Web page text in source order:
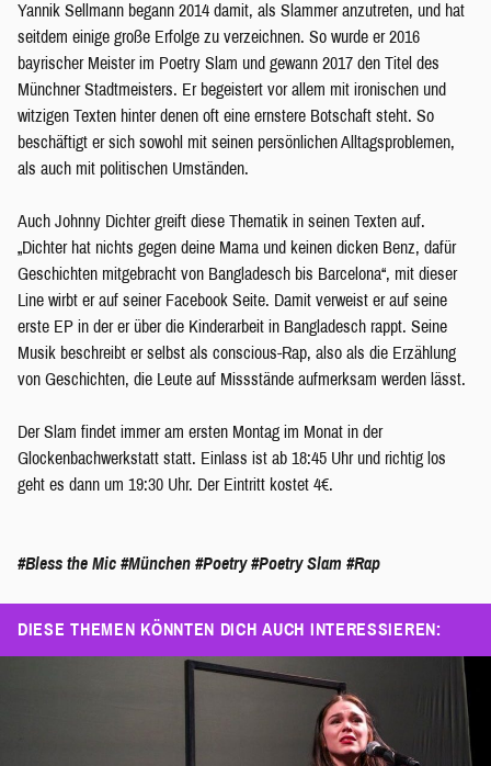
Yannik Sellmann begann 2014 damit, als Slammer anzutreten, und hat
seitdem einige große Erfolge zu verzeichnen. So wurde er 2016
bayrischer Meister im Poetry Slam und gewann 2017 den Titel des
Münchner Stadtmeisters. Er begeistert vor allem mit ironischen und
witzigen Texten hinter denen oft eine ernstere Botschaft steht. So
beschäftigt er sich sowohl mit seinen persönlichen Alltagsproblemen,
als auch mit politischen Umständen.
Auch Johnny Dichter greift diese Thematik in seinen Texten auf.
„Dichter hat nichts gegen deine Mama und keinen dicken Benz, dafür
Geschichten mitgebracht von Bangladesch bis Barcelona“, mit dieser
Line wirbt er auf seiner Facebook Seite. Damit verweist er auf seine
erste EP in der er über die Kinderarbeit in Bangladesch rappt. Seine
Musik beschreibt er selbst als conscious-Rap, also als die Erzählung
von Geschichten, die Leute auf Missstände aufmerksam werden lässt.
Der Slam findet immer am ersten Montag im Monat in der
Glockenbachwerkstatt statt. Einlass ist ab 18:45 Uhr und richtig los
geht es dann um 19:30 Uhr. Der Eintritt kostet 4€.
#Bless the Mic #München #Poetry #Poetry Slam #Rap
DIESE THEMEN KÖNNTEN DICH AUCH INTERESSIEREN: